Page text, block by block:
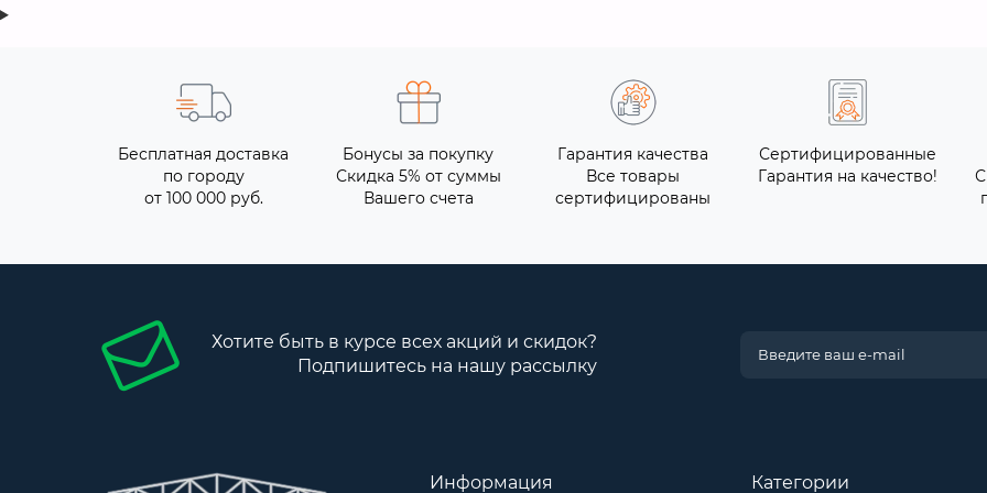
Бесплатная доставка
по городу
от 100 000 руб.
Бонусы за покупку
Скидка 5% от суммы
Вашего счета
Гарантия качества
Все товары
сертифицированы
Сертифицированные
Гарантия на качество!
Хотите быть в курсе всех акций и скидок?
Подпишитесь на нашу рассылку
Информация Категории